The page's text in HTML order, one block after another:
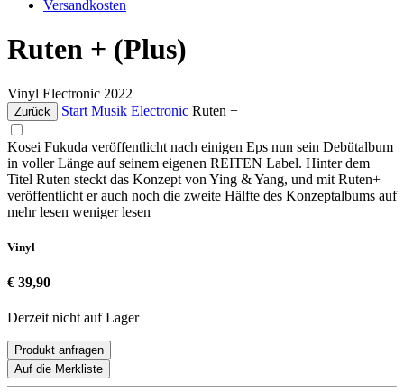
Versandkosten
Ruten + (Plus)
Vinyl Electronic 2022
Zurück Start Musik Electronic Ruten +
Kosei Fukuda veröffentlicht nach einigen Eps nun sein Debütalbum
in voller Länge auf seinem eigenen REITEN Label. Hinter dem
Titel Ruten steckt das Konzept von Ying & Yang, und mit Ruten+
veröffentlicht er auch noch die zweite Hälfte des Konzeptalbums auf
mehr lesen weniger lesen
Vinyl
€ 39,90
Derzeit nicht auf Lager
Produkt anfragen
Auf die Merkliste